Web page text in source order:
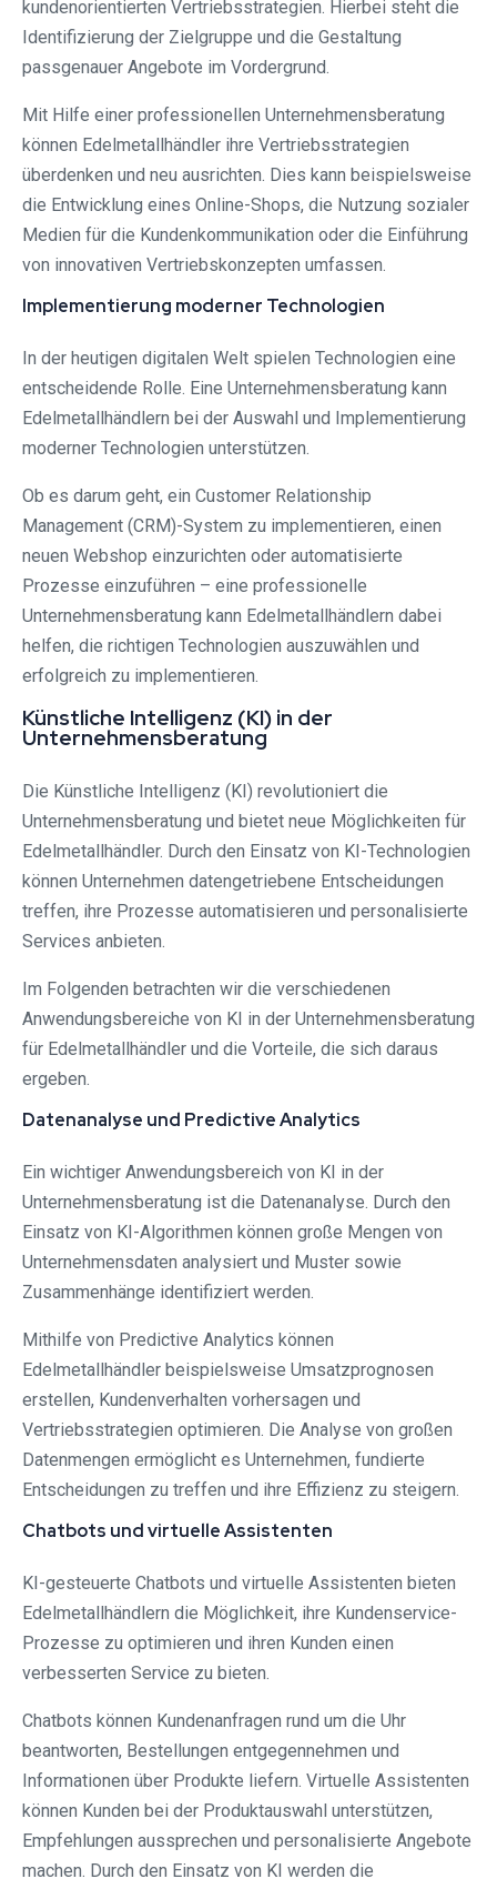
kundenorientierten Vertriebsstrategien. Hierbei steht die
Identifizierung der Zielgruppe und die Gestaltung
passgenauer Angebote im Vordergrund.
Mit Hilfe einer professionellen Unternehmensberatung
können Edelmetallhändler ihre Vertriebsstrategien
überdenken und neu ausrichten. Dies kann beispielsweise
die Entwicklung eines Online-Shops, die Nutzung sozialer
Medien für die Kundenkommunikation oder die Einführung
von innovativen Vertriebskonzepten umfassen.
Implementierung moderner Technologien
In der heutigen digitalen Welt spielen Technologien eine
entscheidende Rolle. Eine Unternehmensberatung kann
Edelmetallhändlern bei der Auswahl und Implementierung
moderner Technologien unterstützen.
Ob es darum geht, ein Customer Relationship
Management (CRM)-System zu implementieren, einen
neuen Webshop einzurichten oder automatisierte
Prozesse einzuführen – eine professionelle
Unternehmensberatung kann Edelmetallhändlern dabei
helfen, die richtigen Technologien auszuwählen und
erfolgreich zu implementieren.
Künstliche Intelligenz (KI) in der
Unternehmensberatung
Die Künstliche Intelligenz (KI) revolutioniert die
Unternehmensberatung und bietet neue Möglichkeiten für
Edelmetallhändler. Durch den Einsatz von KI-Technologien
können Unternehmen datengetriebene Entscheidungen
treffen, ihre Prozesse automatisieren und personalisierte
Services anbieten.
Im Folgenden betrachten wir die verschiedenen
Anwendungsbereiche von KI in der Unternehmensberatung
für Edelmetallhändler und die Vorteile, die sich daraus
ergeben.
Datenanalyse und Predictive Analytics
Ein wichtiger Anwendungsbereich von KI in der
Unternehmensberatung ist die Datenanalyse. Durch den
Einsatz von KI-Algorithmen können große Mengen von
Unternehmensdaten analysiert und Muster sowie
Zusammenhänge identifiziert werden.
Mithilfe von Predictive Analytics können
Edelmetallhändler beispielsweise Umsatzprognosen
erstellen, Kundenverhalten vorhersagen und
Vertriebsstrategien optimieren. Die Analyse von großen
Datenmengen ermöglicht es Unternehmen, fundierte
Entscheidungen zu treffen und ihre Effizienz zu steigern.
Chatbots und virtuelle Assistenten
KI-gesteuerte Chatbots und virtuelle Assistenten bieten
Edelmetallhändlern die Möglichkeit, ihre Kundenservice-
Prozesse zu optimieren und ihren Kunden einen
verbesserten Service zu bieten.
Chatbots können Kundenanfragen rund um die Uhr
beantworten, Bestellungen entgegennehmen und
Informationen über Produkte liefern. Virtuelle Assistenten
können Kunden bei der Produktauswahl unterstützen,
Empfehlungen aussprechen und personalisierte Angebote
machen. Durch den Einsatz von KI werden die